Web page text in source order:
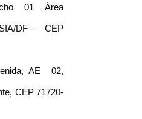
01 Área
DF – CEP
AE 02,
CEP 71720-